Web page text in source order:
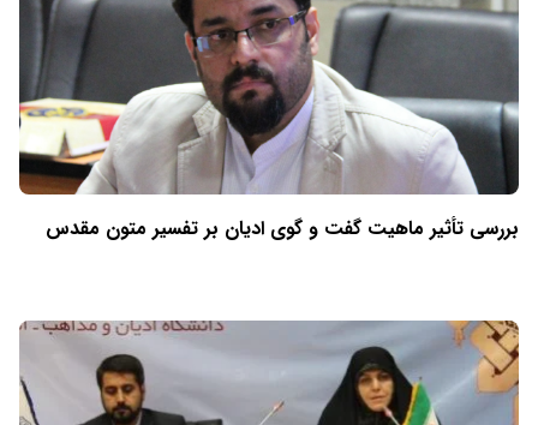
بررسی تأثیر ماهیت گفت و گوی ادیان بر تفسیر متون مقدس